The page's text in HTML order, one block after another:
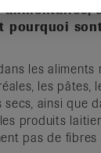
pourquoi
les aliments
les pâtes,
ainsi que
produits
pas de fibres